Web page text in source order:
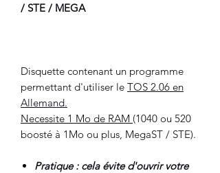
/ STE / MEGA
Disquette contenant un programme
permettant d'utiliser le TOS 2.06 en
Allemand.
Necessite 1 Mo de RAM (1040 ou 520
boosté à 1Mo ou plus, MegaST / STE).
Pratique : cela évite d'ouvrir votre